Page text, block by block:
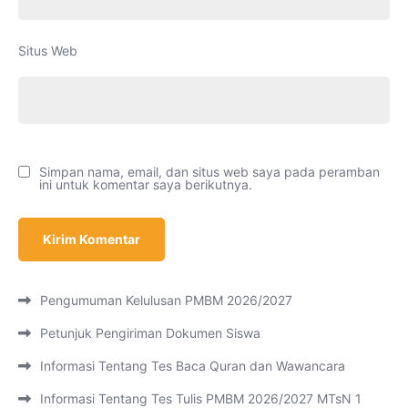
Situs Web
Simpan nama, email, dan situs web saya pada peramban
ini untuk komentar saya berikutnya.
Pengumuman Kelulusan PMBM 2026/2027
Petunjuk Pengiriman Dokumen Siswa
Informasi Tentang Tes Baca Quran dan Wawancara
Informasi Tentang Tes Tulis PMBM 2026/2027 MTsN 1